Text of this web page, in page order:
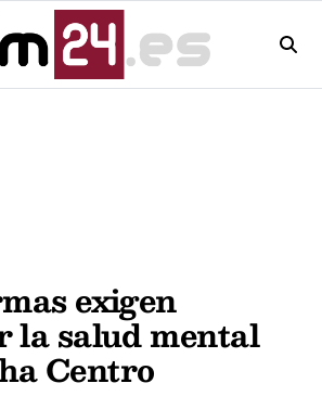
exigen
la salud mental
Centro